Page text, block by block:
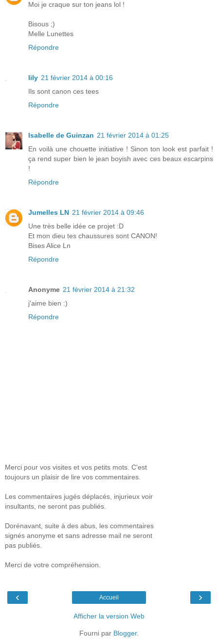
Moi je craque sur ton jeans lol !
Bisous ;)
Melle Lunettes
Répondre
lily 21 février 2014 à 00:16
Ils sont canon ces tees
Répondre
Isabelle de Guinzan 21 février 2014 à 01:25
En voilà une chouette initiative ! Sinon ton look est parfait !
ça rend super bien le jean boyish avec ces beaux escarpins
!
Répondre
Jumelles LN 21 février 2014 à 09:46
Une très belle idée ce projet :D
Et mon dieu tes chaussures sont CANON!
Bises Alice Ln
Répondre
Anonyme 21 février 2014 à 21:32
j'aime bien :)
Répondre
Merci pour vos visites et vos petits mots. C'est
toujours un plaisir de lire vos commentaires.
Les commentaires jugés déplacés, injurieux voir
insultants, ne seront pas publiés.
Dorénavant, suite à des abus, les commentaires
signés anonyme et sans adresse mail ne seront
pas publiés.
Merci de votre compréhension.
‹ ›
Accueil
Afficher la version Web
Fourni par Blogger.